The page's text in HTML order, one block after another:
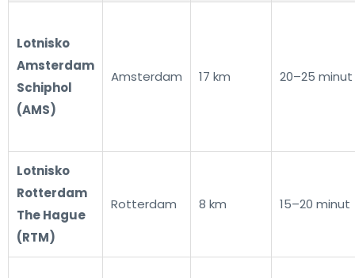
Lotnisko
Amsterdam
Schiphol
(AMS)
Amsterdam 17 km 20–25 minut
Lotnisko
Rotterdam
The Hague
(RTM)
Rotterdam 8 km 15–20 minut